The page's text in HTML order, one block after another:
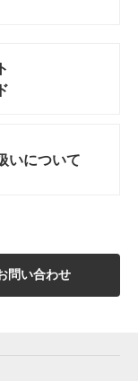
いについて
問い合わせ